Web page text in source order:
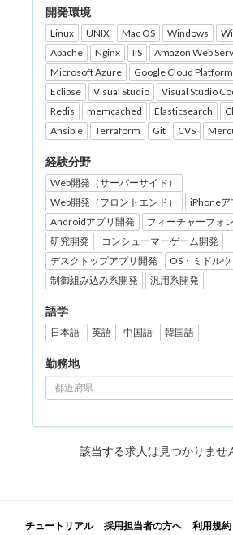
開発環境
Linux UNIX Mac OS Windows
Apache
Nginx IIS
Amazon Web
Microsoft Azure
Google Cloud Platform
Eclipse
Visual Studio Visual Studio
Redis
memcached Elasticsearch
Ansible
Terraform Git CVS
経験分野
Web開発（サーバーサイド）
Web開発（フロントエンド）
iPhoneア
Androidアプリ開発
フィーチャーフォ
研究開発
コンシューマーゲーム開発
デスクトップアプリ開発
OS・ミドル
制御組み込み系開発
汎用系開発
語学
日本語 英語 中国語 韓国語
勤務地
都道府県
該当する求人は見つかりませ
チュートリアル 採用担当者の方へ 利用規約